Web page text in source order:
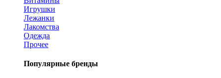
Игрушки
Лежанки
Лакомства
Одежда
Прочее
Популярные бренды